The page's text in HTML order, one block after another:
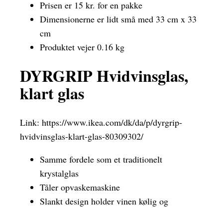
Prisen er 15 kr. for en pakke
Dimensionerne er lidt små med 33 cm x 33
cm
Produktet vejer 0.16 kg
DYRGRIP Hvidvinsglas,
klart glas
Link: https://www.ikea.com/dk/da/p/dyrgrip-
hvidvinsglas-klart-glas-80309302/
Samme fordele som et traditionelt
krystalglas
Tåler opvaskemaskine
Slankt design holder vinen kølig og